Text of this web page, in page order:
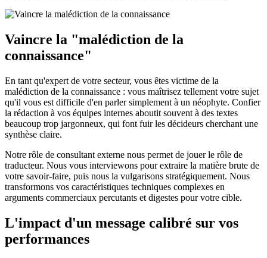
Vaincre la "malédiction de la
connaissance"
En tant qu'expert de votre secteur, vous êtes victime de la
malédiction de la connaissance : vous maîtrisez tellement votre sujet
qu'il vous est difficile d'en parler simplement à un néophyte. Confier
la rédaction à vos équipes internes aboutit souvent à des textes
beaucoup trop jargonneux, qui font fuir les décideurs cherchant une
synthèse claire.
Notre rôle de consultant externe nous permet de jouer le rôle de
traducteur. Nous vous interviewons pour extraire la matière brute de
votre savoir-faire, puis nous la vulgarisons stratégiquement. Nous
transformons vos caractéristiques techniques complexes en
arguments commerciaux percutants et digestes pour votre cible.
L'impact d'un message calibré sur vos
performances